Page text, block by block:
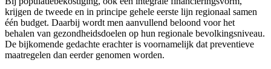
krijgen de tweede en in principe gehele eerste lijn regionaal samen
één budget. Daarbij wordt men aanvullend beloond voor het
behalen van gezondheidsdoelen op hun regionale bevolkingsniveau.
De bijkomende gedachte erachter is voornamelijk dat preventieve
maatregelen dan eerder genomen worden.